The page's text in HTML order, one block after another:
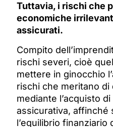
Tuttavia, i rischi che
economiche
assicurati.
Compito
rischi severi, cioè
mettere in ginocchio
rischi che meritano
mediante l’acquisto
assicurativa, affinché
l’equilibrio finanziario